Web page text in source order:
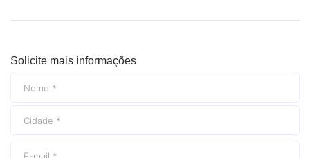
Solicite mais informações